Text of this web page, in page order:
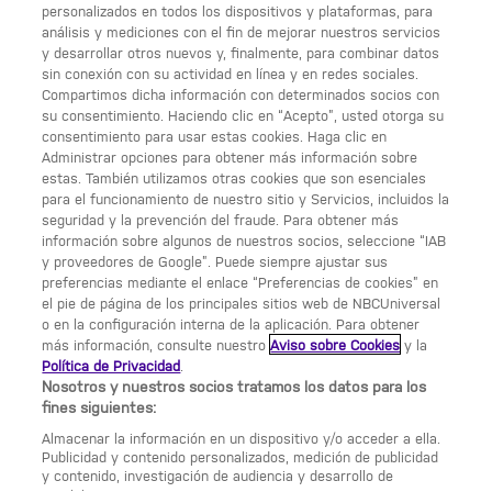
ENLACES ÚTILES
Acerca de Calle 13
Condiciones generales de uso
Opciones de anuncios
Política de privacidad
Preferencias de cookies
UNA DIVISIÓN DE NBCUNIVERSAL
NBCUNIVERSAL
Contáctanos por email:
contact.Calle13@nbcuni.com
NBC Universal Global Networks España S.L.U.
Edificio Torre Europa. Paseo de la Castellana, 95.
Planta 10 28046 Madrid B-82227893
personalizados en todos los dispositivos y plataformas, para
análisis y mediciones con el fin de mejorar nuestros servicios
y desarrollar otros nuevos y, finalmente, para combinar datos
sin conexión con su actividad en línea y en redes sociales.
Compartimos dicha información con determinados socios con
su consentimiento. Haciendo clic en “Acepto”, usted otorga su
consentimiento para usar estas cookies. Haga clic en
Administrar opciones para obtener más información sobre
estas. También utilizamos otras cookies que son esenciales
para el funcionamiento de nuestro sitio y Servicios, incluidos la
seguridad y la prevención del fraude. Para obtener más
información sobre algunos de nuestros socios, seleccione “IAB
y proveedores de Google”. Puede siempre ajustar sus
preferencias mediante el enlace “Preferencias de cookies” en
el pie de página de los principales sitios web de NBCUniversal
o en la configuración interna de la aplicación. Para obtener
más información, consulte nuestroAviso sobre Cookies y la
Política de Privacidad
Nosotros y nuestros socios tratamos los datos para los
fines siguientes:
Almacenar la información en un dispositivo y/o acceder a ella.
Publicidad y contenido personalizados, medición de publicidad
y contenido, investigación de audiencia y desarrollo de